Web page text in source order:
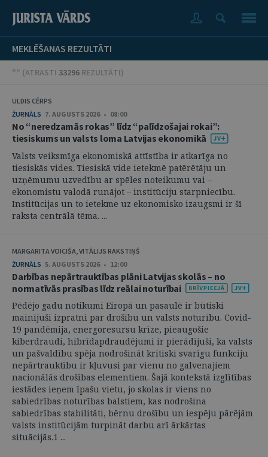
MEKLĒŠANAS REZULTĀTI
"" (ATRASTI 33296 REZULTĀTI)
ULDIS CĒRPS
ŽURNĀLS 7. AUGUSTS 2026 • 08:00
No “neredzamās rokas” līdz “palīdzošajai rokai”:
tiesiskums un valsts loma Latvijas ekonomikā
Valsts veiksmīga ekonomiskā attīstība ir atkarīga no
tiesiskās vides. Tiesiskā vide ietekmē patērētāju un
uzņēmumu uzvedību ar spēles noteikumu vai –
ekonomistu valodā runājot – institūciju starpniecību.
Institūcijas un to ietekme uz ekonomisko izaugsmi ir šī
raksta centrālā tēma. ...
MARGARITA VOICIŠA, VITĀLIJS RAKSTIŅŠ
ŽURNĀLS 5. AUGUSTS 2026 • 12:00
Darbības nepārtrauktības plāni Latvijas skolās – no
normatīvās prasības līdz reālai noturībai
Pēdējo gadu notikumi Eiropā un pasaulē ir būtiski
mainījuši izpratni par drošību un valsts noturību. Covid-
19 pandēmija, energoresursu krīze, pieaugošie
kiberdraudi, hibrīdapdraudējumi ir pierādījuši, ka valsts
un pašvaldību spēja nodrošināt kritiski svarīgu funkciju
nepārtrauktību ir kļuvusi par vienu no galvenajiem
nacionālās drošības elementiem. Šajā kontekstā izglītības
iestādes ieņem īpašu vietu, jo skolas ir viens no
sabiedrības noturības balstiem, kas nodrošina
sabiedrības stabilitāti, bērnu drošību un iespēju pārējām
valsts institūcijām turpināt darbu arī ārkārtas
situācijās.1 ...